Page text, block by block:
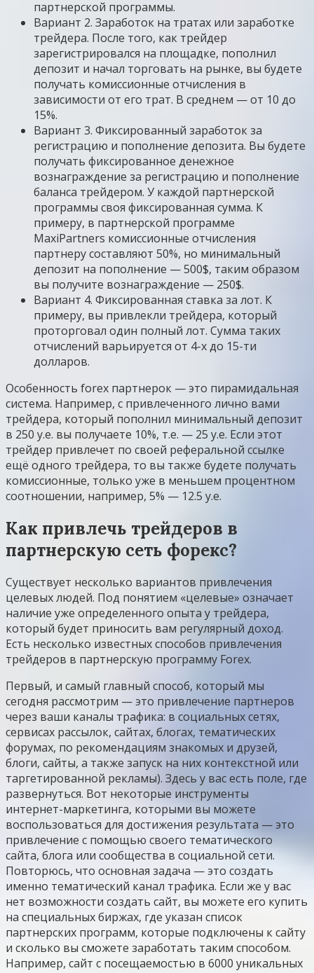
партнерской программы.
Вариант 2. Заработок на тратах или заработке
трейдера. После того, как трейдер
зарегистрировался на площадке, пополнил
депозит и начал торговать на рынке, вы будете
получать комиссионные отчисления в
зависимости от его трат. В среднем — от 10 до
15%.
Вариант 3. Фиксированный заработок за
регистрацию и пополнение депозита. Вы будете
получать фиксированное денежное
вознаграждение за регистрацию и пополнение
баланса трейдером. У каждой партнерской
программы своя фиксированная сумма. К
примеру, в партнерской программе
MaxiPartners комиссионные отчисления
партнеру составляют 50%, но минимальный
депозит на пополнение — 500$, таким образом
вы получите вознаграждение — 250$.
Вариант 4. Фиксированная ставка за лот. К
примеру, вы привлекли трейдера, который
проторговал один полный лот. Сумма таких
отчислений варьируется от 4-х до 15-ти
долларов.
Особенность forex партнерок — это пирамидальная
система. Например, с привлеченного лично вами
трейдера, который пополнил минимальный депозит
в 250 y.e. вы получаете 10%, т.е. — 25 y.e. Если этот
трейдер привлечет по своей реферальной ссылке
ещё одного трейдера, то вы также будете получать
комиссионные, только уже в меньшем процентном
соотношении, например, 5% — 12.5 y.e.
Как привлечь трейдеров в
партнерскую сеть форекс?
Существует несколько вариантов привлечения
целевых людей. Под понятием «целевые» означает
наличие уже определенного опыта у трейдера,
который будет приносить вам регулярный доход.
Есть несколько известных способов привлечения
трейдеров в партнерскую программу Forex.
Первый, и самый главный способ, который мы
сегодня рассмотрим — это привлечение партнеров
через ваши каналы трафика: в социальных сетях,
сервисах рассылок, сайтах, блогах, тематических
форумах, по рекомендациям знакомых и друзей,
блоги, сайты, а также запуск на них контекстной или
таргетированной рекламы). Здесь у вас есть поле, где
развернуться. Вот некоторые инструменты
интернет-маркетинга, которыми вы можете
воспользоваться для достижения результата — это
привлечение с помощью своего тематического
сайта, блога или сообщества в социальной сети.
Повторюсь, что основная задача — это создать
именно тематический канал трафика. Если же у вас
нет возможности создать сайт, вы можете его купить
на специальных биржах, где указан список
партнерских программ, которые подключены к сайту
и сколько вы сможете заработать таким способом.
Например, сайт с посещаемостью в 6000 уникальных